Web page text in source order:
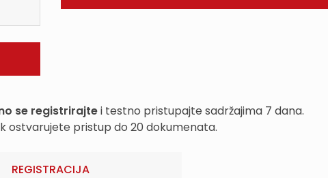
se registrirajtei testno pristupajte sadržajima 7 dana.
ostvarujete pristup do 20 dokumenata.
REGISTRACIJA